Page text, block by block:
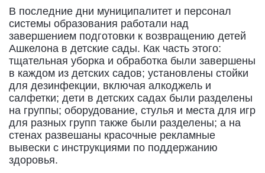
В последние дни муниципалитет и персонал
системы образования работали над
завершением подготовки к возвращению детей
Ашкелона в детские сады. Как часть этого:
тщательная уборка и обработка были завершены
в каждом из детских садов; установлены стойки
для дезинфекции, включая алкоджель и
салфетки; дети в детских садах были разделены
на группы; оборудование, стулья и места для игр
для разных групп также были разделены; а на
стенах развешаны красочные рекламные
вывески с инструкциями по поддержанию
здоровья.